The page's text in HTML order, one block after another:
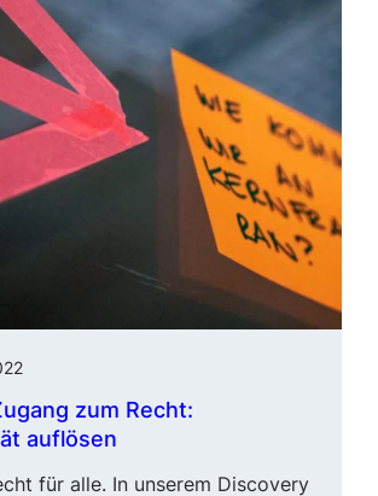
zum Recht:
auflösen
für alle. In unserem Discovery